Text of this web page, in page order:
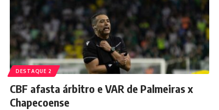
DESTAQUE 2
CBF afasta árbitro e VAR de Palmeiras x
Chapecoense